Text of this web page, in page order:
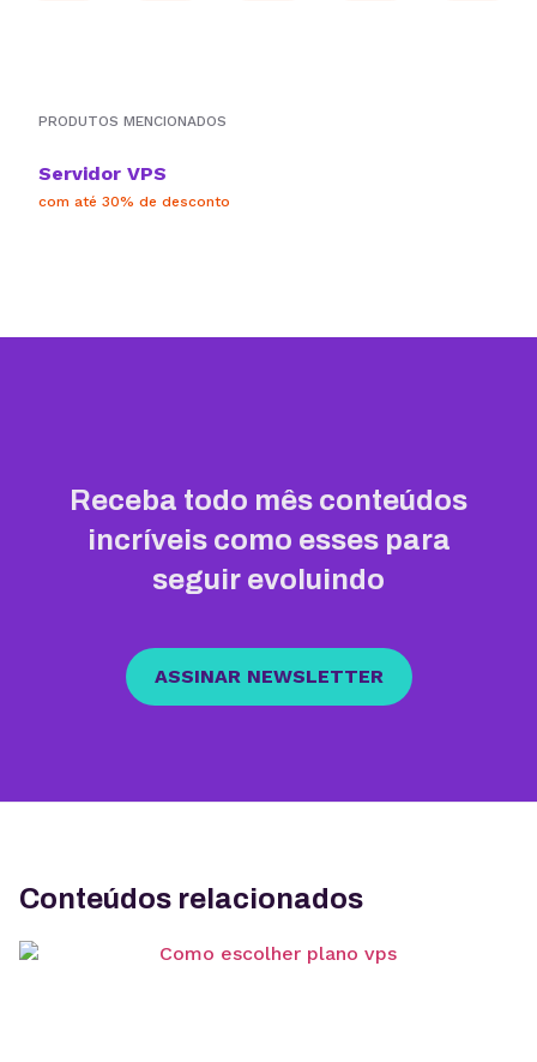
PRODUTOS MENCIONADOS
Servidor VPS
com até 30% de desconto
Receba todo mês conteúdos
incríveis como esses para
seguir evoluindo
ASSINAR NEWSLETTER
Conteúdos relacionados